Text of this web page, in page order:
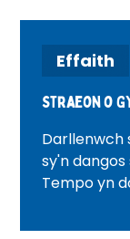
Effaith
Straeon o
Darllenwch
sy'n
Tempo yn
cadarnhaol